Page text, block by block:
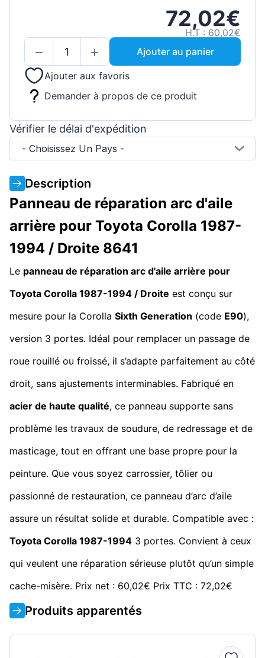
72,02€
H.T : 60,02€
Ajouter au panier
Ajouter aux favoris
Demander à propos de ce produit
Vérifier le délai d'expédition
- Choisissez Un Pays -
Description
Panneau de réparation arc d'aile
arrière pour Toyota Corolla 1987-
1994 / Droite 8641
Le panneau de réparation arc d'aile arrière pour
Toyota Corolla 1987-1994 / Droite est conçu sur
mesure pour la Corolla Sixth Generation (code E90),
version 3 portes. Idéal pour remplacer un passage de
roue rouillé ou froissé, il s’adapte parfaitement au côté
droit, sans ajustements interminables. Fabriqué en
acier de haute qualité, ce panneau supporte sans
problème les travaux de soudure, de redressage et de
masticage, tout en offrant une base propre pour la
peinture. Que vous soyez carrossier, tôlier ou
passionné de restauration, ce panneau d’arc d’aile
assure un résultat solide et durable. Compatible avec :
Toyota Corolla 1987-1994 3 portes. Convient à ceux
qui veulent une réparation sérieuse plutôt qu’un simple
cache-misère. Prix net : 60,02€ Prix TTC : 72,02€
Produits apparentés